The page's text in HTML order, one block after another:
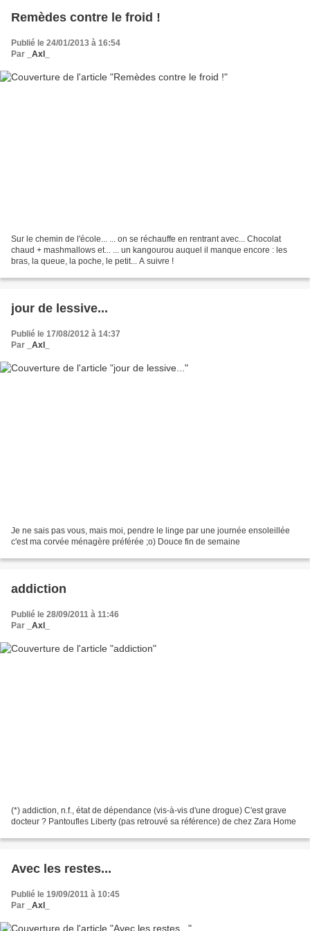
Remèdes contre le froid !
Publié le 24/01/2013 à 16:54
Par
_Axl_
Sur le chemin de l'école... ... on se réchauffe en rentrant avec... Chocolat
chaud + mashmallows et... ... un kangourou auquel il manque encore : les
bras, la queue, la poche, le petit... A suivre !
jour de lessive...
Publié le 17/08/2012 à 14:37
Par
_Axl_
Je ne sais pas vous, mais moi, pendre le linge par une journée ensoleillée
c'est ma corvée ménagère préférée ;o) Douce fin de semaine
addiction
Publié le 28/09/2011 à 11:46
Par
_Axl_
(*) addiction, n.f., état de dépendance (vis-à-vis d'une drogue) C'est grave
docteur ? Pantoufles Liberty (pas retrouvé sa référence) de chez Zara Home
Avec les restes...
Publié le 19/09/2011 à 10:45
Par
_Axl_